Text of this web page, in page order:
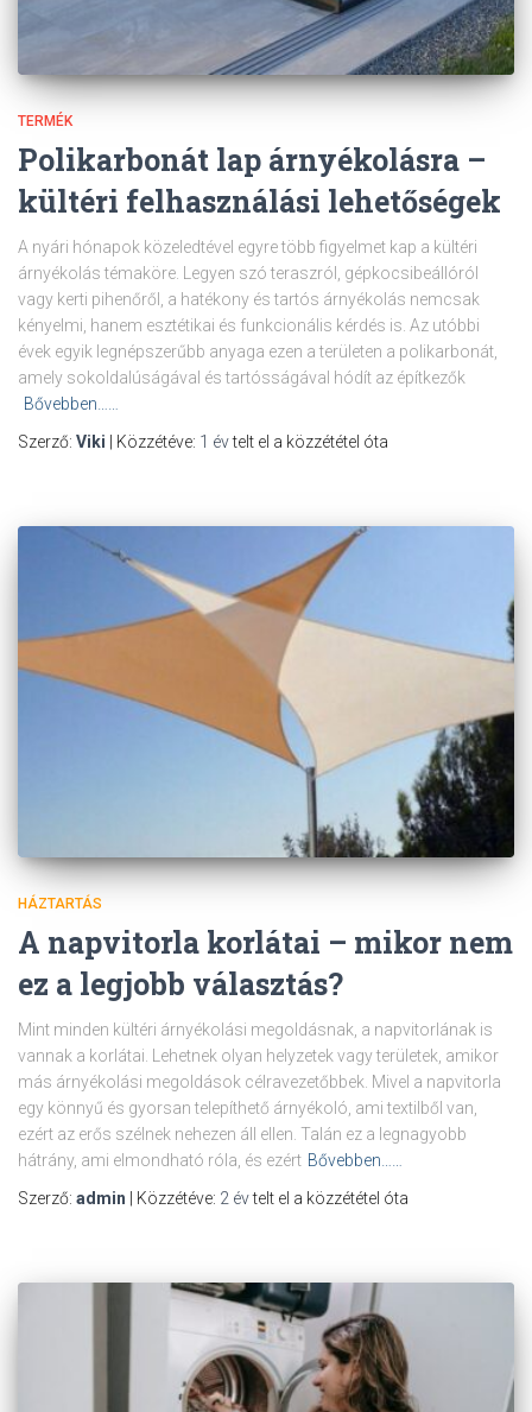
TERMÉK
Polikarbonát lap árnyékolásra –
kültéri felhasználási lehetőségek
A nyári hónapok közeledtével egyre több figyelmet kap a kültéri
árnyékolás témaköre. Legyen szó teraszról, gépkocsibeállóról
vagy kerti pihenőről, a hatékony és tartós árnyékolás nemcsak
kényelmi, hanem esztétikai és funkcionális kérdés is. Az utóbbi
évek egyik legnépszerűbb anyaga ezen a területen a polikarbonát,
amely sokoldalúságával és tartósságával hódít az építkezők
Bővebben……
Szerző: Viki | Közzétéve: 1 évtelt el a közzététel óta
HÁZTARTÁS
A napvitorla korlátai – mikor nem
ez a legjobb választás?
Mint minden kültéri árnyékolási megoldásnak, a napvitorlának is
vannak a korlátai. Lehetnek olyan helyzetek vagy területek, amikor
más árnyékolási megoldások célravezetőbbek. Mivel a napvitorla
egy könnyű és gyorsan telepíthető árnyékoló, ami textilből van,
ezért az erős szélnek nehezen áll ellen. Talán ez a legnagyobb
hátrány, ami elmondható róla, és ezért Bővebben……
Szerző: admin | Közzétéve: 2 évtelt el a közzététel óta